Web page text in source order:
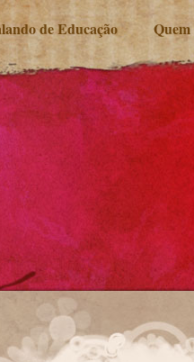
de Educação Quem